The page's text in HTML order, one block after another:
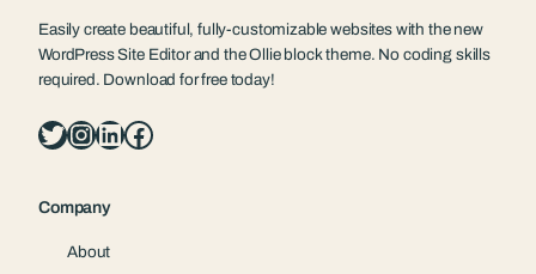
Easily create beautiful, fully-customizable websites with the new
WordPress Site Editor and the Ollie block theme. No coding skills
required. Download for free today!
Twitter InstagramLinkedIn Facebook
Company
About